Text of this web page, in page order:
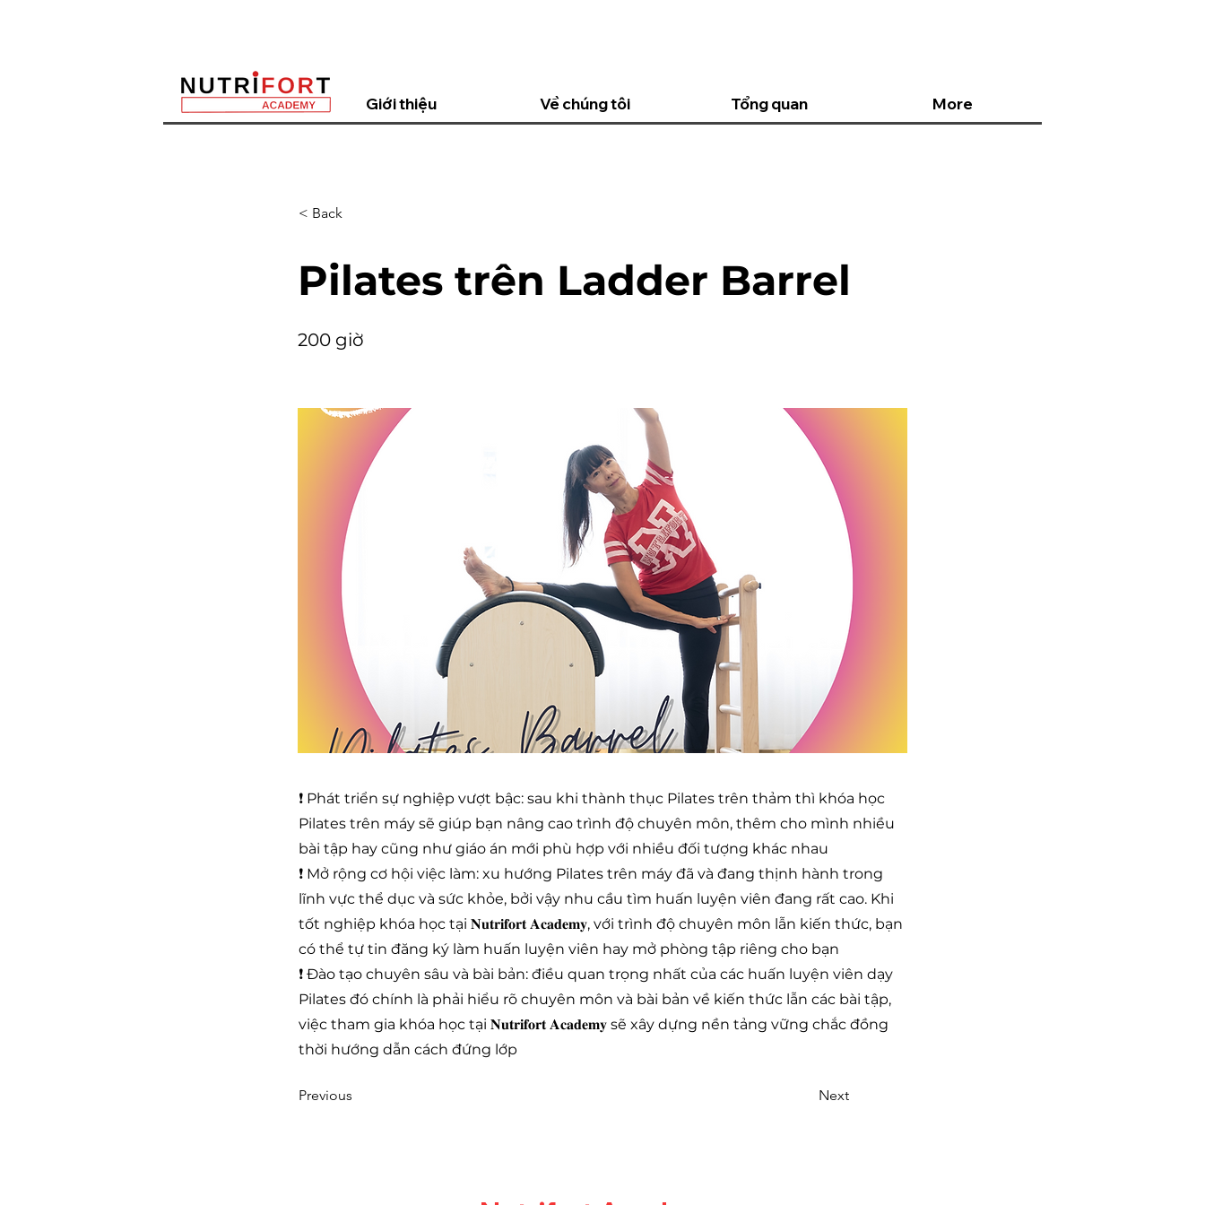
Giới thiệu Về chúng tôi Tổng quan More
< Back
Pilates trên Ladder Barrel
200 giờ
❗ Phát triển sự nghiệp vượt bậc: sau khi thành thục Pilates trên thảm thì khóa học
Pilates trên máy sẽ giúp bạn nâng cao trình độ chuyên môn, thêm cho mình nhiều
bài tập hay cũng như giáo án mới phù hợp với nhiều đối tượng khác nhau
❗ Mở rộng cơ hội việc làm: xu hướng Pilates trên máy đã và đang thịnh hành trong
lĩnh vực thể dục và sức khỏe, bởi vậy nhu cầu tìm huấn luyện viên đang rất cao. Khi
tốt nghiệp khóa học tại 𝐍𝐮𝐭𝐫𝐢𝐟𝐨𝐫𝐭 𝐀𝐜𝐚𝐝𝐞𝐦𝐲, với trình độ chuyên môn lẫn kiến thức, bạn
có thể tự tin đăng ký làm huấn luyện viên hay mở phòng tập riêng cho bạn
❗ Đào tạo chuyên sâu và bài bản: điều quan trọng nhất của các huấn luyện viên dạy
Pilates đó chính là phải hiểu rõ chuyên môn và bài bản về kiến thức lẫn các bài tập,
việc tham gia khóa học tại 𝐍𝐮𝐭𝐫𝐢𝐟𝐨𝐫𝐭 𝐀𝐜𝐚𝐝𝐞𝐦𝐲 sẽ xây dựng nền tảng vững chắc đồng
thời hướng dẫn cách đứng lớp
Previous Next